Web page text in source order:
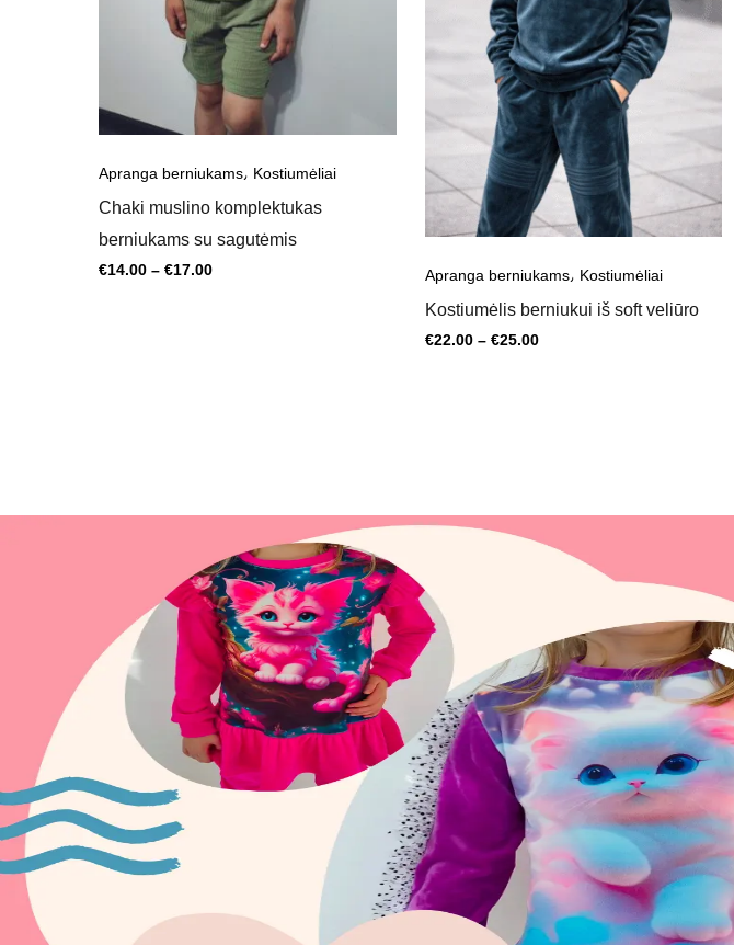
Apranga berniukams, Kostiumėliai
Chaki muslino komplektukas
berniukams su sagutėmis
€14.00 – €17.00 Apranga berniukams, Kostiumėliai
Kostiumėlis berniukui iš soft veliūro
€22.00 – €25.00